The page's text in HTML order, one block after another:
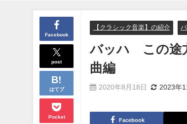
Facebook
post
はてブ
Pocket
【クラシック音楽】の紹介
バッハ この途
曲編
2020年8月18日 2023年
Facebook